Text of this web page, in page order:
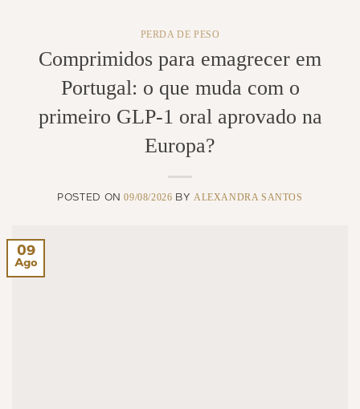
PERDA DE PESO
Comprimidos para emagrecer em
Portugal: o que muda com o
primeiro GLP-1 oral aprovado na
Europa?
POSTED ON09/08/2026 BY ALEXANDRA SANTOS
09
Ago